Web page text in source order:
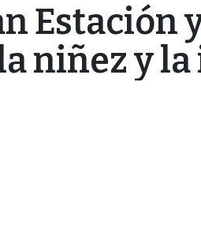
Estación
niñez y